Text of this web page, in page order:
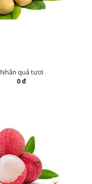
Nhãn quả tươi
0 đ